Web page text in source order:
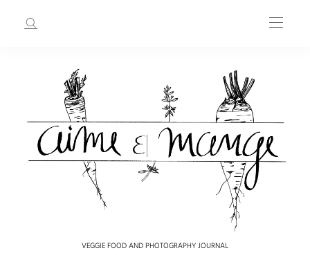
VEGGIE FOOD AND PHOTOGRAPHY JOURNAL